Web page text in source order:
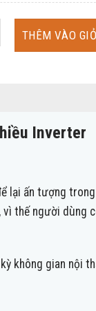
THÊM VÀO
Inverter
lại ấn tượng
thế người dùng
không gian nội